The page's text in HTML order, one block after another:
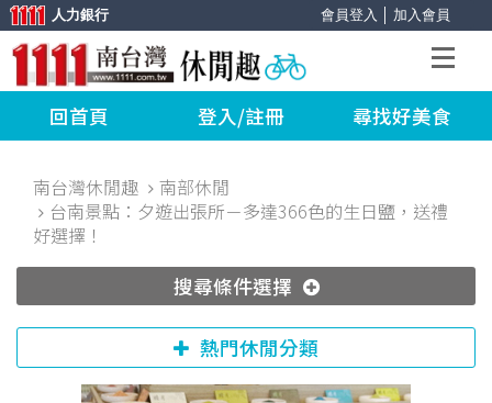
會員登入 加入會員
人力銀行
回首頁 登入/註冊 尋找好美食
南台灣休閒趣
南部休閒
台南景點：夕遊出張所－多達366色的生日鹽，送禮
好選擇！
搜尋條件選擇
熱門休閒分類